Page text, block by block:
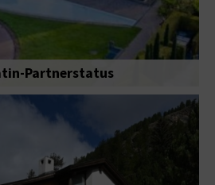
Partnerstatus